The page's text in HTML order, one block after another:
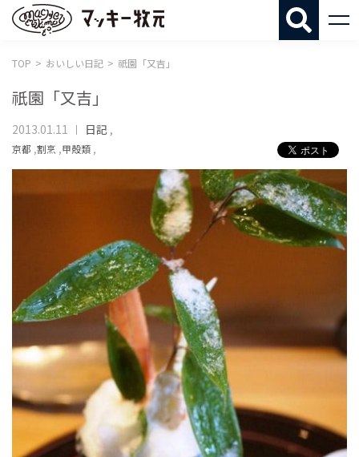
TOP おいしい日記 祇園「又吉」
祇園「又吉」
2013.01.11 日記 ,
京都 ,割烹 ,甲殻類 ,